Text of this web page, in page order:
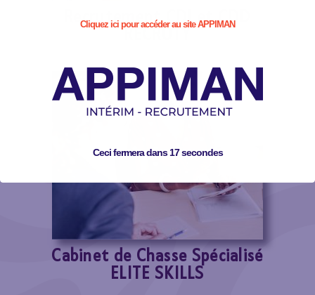
Recrutement CDI et CDD
RECRUTY
Cabinet de Chasse Spécialisé
ELITE SKILLS
Cliquez ici pour accéder au site APPIMAN
Ceci fermera dans17secondes